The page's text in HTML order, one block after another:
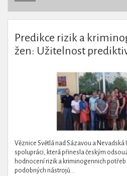
Predikce rizik a
žen: Užitelnost
Věznice Světlá nad Sázavou a
spolupráci, která přinesla českým
hodnocení rizik a kriminogennich
podobných nástrojů...